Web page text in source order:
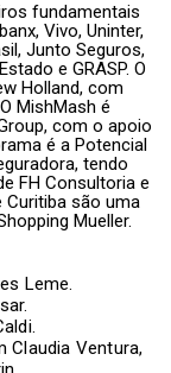
fundamentais
Vivo, Uninter,
Junto Seguros,
e GRASP. O
Holland, com
MishMash é
com o apoio
é a Potencial
tendo
FH Consultoria e
Curitiba são uma
Mueller.
Leme.
Claudia Ventura,